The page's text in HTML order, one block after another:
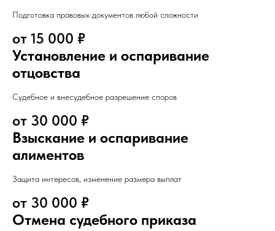
Подготовка правовых документов любой сложности
от 15 000 ₽
Установление и оспаривание
отцовства
Судебное и внесудебное разрешение споров
от 30 000 ₽
Взыскание и оспаривание
алиментов
Защита интересов, изменение размера выплат
от 30 000 ₽
Отмена судебного приказа